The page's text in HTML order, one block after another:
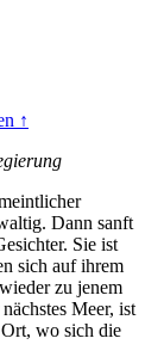
↑
Dann sanft
Sie ist
sich auf ihrem
zu jenem
Meer, ist
wo sich die